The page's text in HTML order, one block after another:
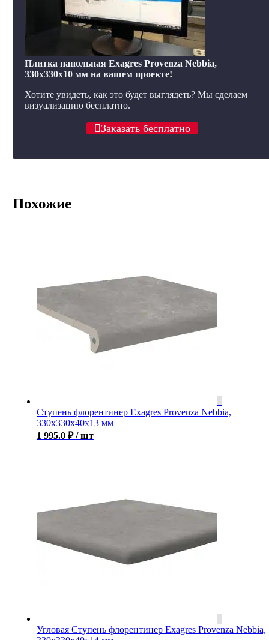
Плитка напольная Exagres Provenza Nebbia,
330x330x10 мм на вашем проекте!
Хотите увидеть, как это будет выглядеть? Мы сделаем
визуализацию бесплатно.
Заказать бесплатно
Похожие
Ступень флорентинер Exagres Provenza Nebbia,
330x330x40x13 мм
1 995.0 ₽ / шт
Угловая Ступень флорентинер Exagres Provenza Nebbia,